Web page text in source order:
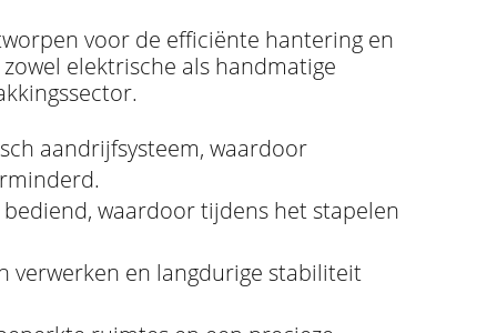
voor de efficiënte hantering en
elektrische als handmatige
aandrijfsysteem, waardoor
waardoor tijdens het stapelen
verwerken en langdurige stabiliteit